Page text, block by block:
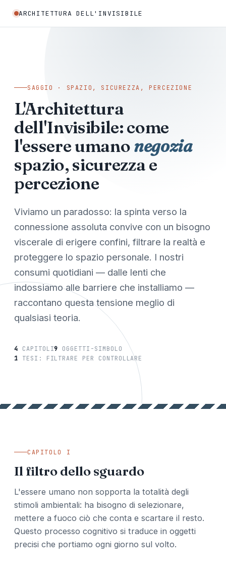
ARCHITETTURA DELL'INVISIBILE
SAGGIO · SPAZIO, SICUREZZA, PERCEZIONE
L'Architettura
dell'Invisibile: come
l'essere umanonegozia
spazio, sicurezza e
percezione
Viviamo un paradosso: la spinta verso la
connessione assoluta convive con un bisogno
viscerale di erigere confini, filtrare la realtà e
proteggere lo spazio personale. I nostri
consumi quotidiani — dalle lenti che
indossiamo alle barriere che installiamo —
raccontano questa tensione meglio di
qualsiasi teoria.
4 CAPITOLI9 OGGETTI-SIMBOLO
1 TESI: FILTRARE PER CONTROLLARE
CAPITOLO I
Il filtro dello sguardo
L'essere umano non sopporta la totalità degli
stimoli ambientali: ha bisogno di selezionare,
mettere a fuoco ciò che conta e scartare il resto.
Questo processo cognitivo si traduce in oggetti
precisi che portiamo ogni giorno sul volto.